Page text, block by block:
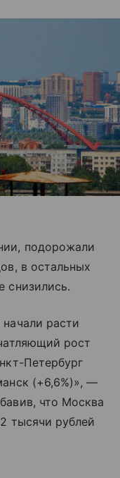
подорожали
в остальных
снизились.
расти
рост
Петербург
(+6,6%)», —
что Москва
тысячи рублей